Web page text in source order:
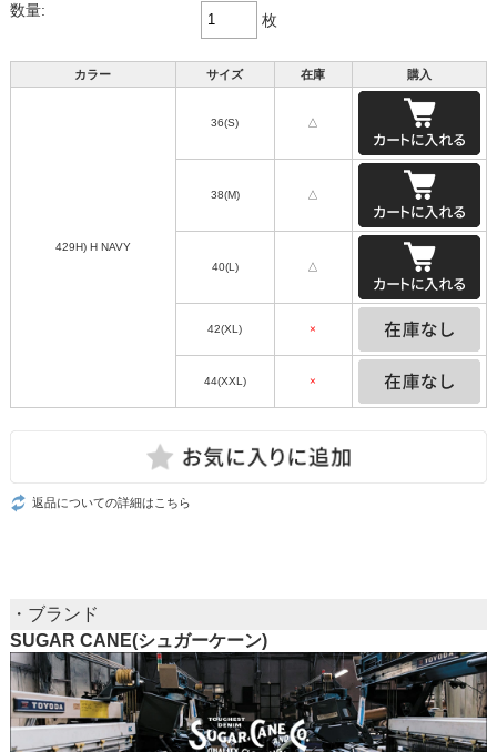
数量:
枚
カラー サイズ 在庫 購入
429H) H NAVY
36(S) △
38(M) △
40(L) △
42(XL) ×
44(XXL) ×
返品についての詳細はこちら
・ブランド
SUGAR CANE(シュガーケーン)